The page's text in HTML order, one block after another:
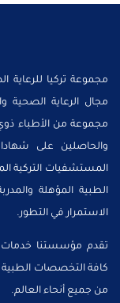
مجموعة تركيا
مجال الرعاية الصحية
مجموعة من الأطباء
والحاصلين على
المستشفيات التركية
الطبية المؤهلة
الاستمرار في التطور.
تقدم مؤسستنا خدمات
كافة التخصصات الطبية
من جميع أنحاء العالم.